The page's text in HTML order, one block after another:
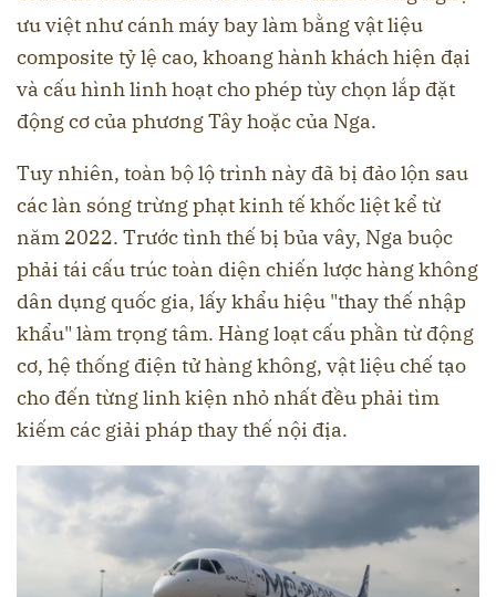
ưu việt như cánh máy bay làm bằng vật liệu
composite tỷ lệ cao, khoang hành khách hiện đại
và cấu hình linh hoạt cho phép tùy chọn lắp đặt
động cơ của phương Tây hoặc của Nga.
Tuy nhiên, toàn bộ lộ trình này đã bị đảo lộn sau
các làn sóng trừng phạt kinh tế khốc liệt kể từ
năm 2022. Trước tình thế bị bủa vây, Nga buộc
phải tái cấu trúc toàn diện chiến lược hàng không
dân dụng quốc gia, lấy khẩu hiệu "thay thế nhập
khẩu" làm trọng tâm. Hàng loạt cấu phần từ động
cơ, hệ thống điện tử hàng không, vật liệu chế tạo
cho đến từng linh kiện nhỏ nhất đều phải tìm
kiếm các giải pháp thay thế nội địa.